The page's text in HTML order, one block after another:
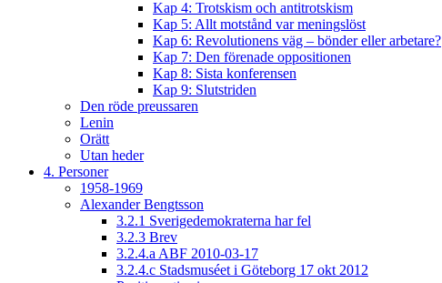
Kap 4: Trotskism och antitrotskism
Kap 5: Allt motstånd var meningslöst
Kap 6: Revolutionens väg – bönder eller arbetare?
Kap 7: Den förenade oppositionen
Kap 8: Sista konferensen
Kap 9: Slutstriden
Den röde preussaren
Lenin
Orätt
Utan heder
4. Personer
1958-1969
Alexander Bengtsson
3.2.1 Sverigedemokraterna har fel
3.2.3 Brev
3.2.4.a ABF 2010-03-17
3.2.4.c Stadsmuséet i Göteborg 17 okt 2012